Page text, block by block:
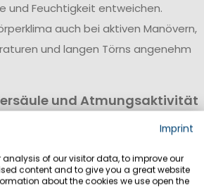
und Feuchtigkeit entweichen.
auch bei aktiven Manövern,
und langen Törns angenehm
und Atmungsaktivität
vereint hohe
guter Atmungsaktivität. Während die
Wind und Gischt schützt, sorgt die
Imprint
of our visitor data, to improve our
content and to give you a great website
about the cookies we use open the